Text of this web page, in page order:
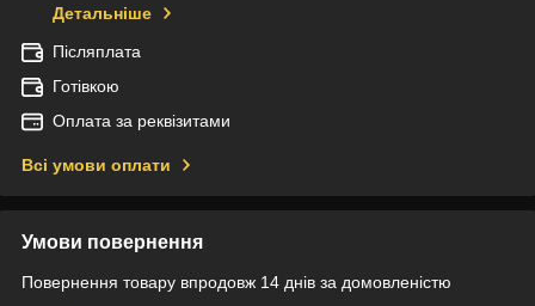
Детальніше
Післяплата
Готівкою
Оплата за реквізитами
Всі умови оплати
Умови повернення
Повернення товару впродовж 14 днів за домовленістю